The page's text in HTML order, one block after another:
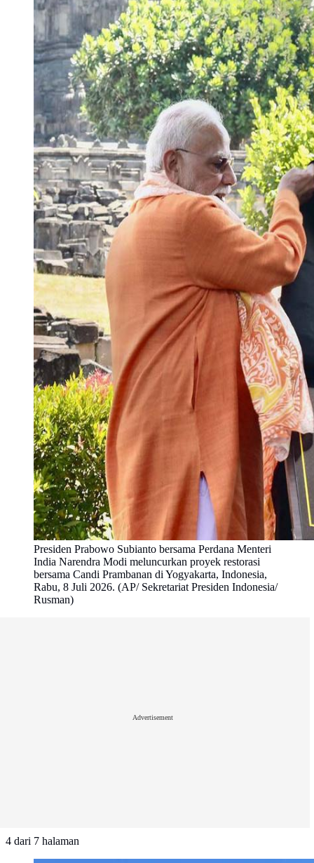
Presiden Prabowo Subianto bersama Perdana Menteri
India Narendra Modi meluncurkan proyek restorasi
bersama Candi Prambanan di Yogyakarta, Indonesia,
Rabu, 8 Juli 2026. (AP/ Sekretariat Presiden Indonesia/
Rusman)
Advertisement
4 dari 7 halaman